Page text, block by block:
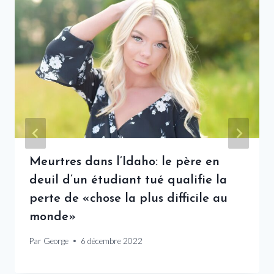
Meurtres dans l’Idaho: le père en
deuil d’un étudiant tué qualifie la
perte de «chose la plus difficile au
monde»
Par George 6 décembre 2022